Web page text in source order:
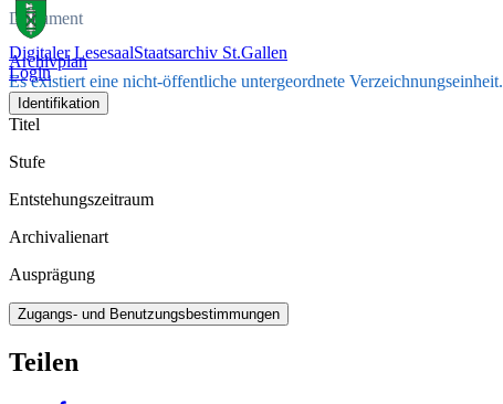
Digitaler LesesaalStaatsarchiv St.Gallen
Login
Dokument
Archivplan
Es existiert eine nicht-öffentliche untergeordnete Verzeichnungseinheit.
Identifikation
Titel
Stufe
Entstehungszeitraum
Archivalienart
Ausprägung
Zugangs- und Benutzungsbestimmungen
Teilen